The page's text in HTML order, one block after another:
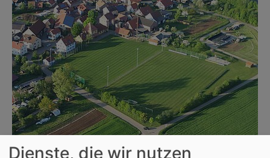
Dienste, die wir nutzen